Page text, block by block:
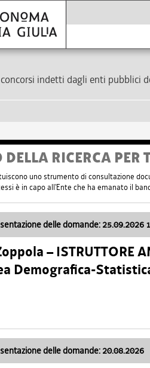
indetti dagli enti pubblici
DELLA RICERCA
uno strumento di consultazione
è in capo all'Ente che ha emanato il
delle domande: 25.09.2026
– ISTRUTTORE
Demografica-
delle domande: 20.08.2026